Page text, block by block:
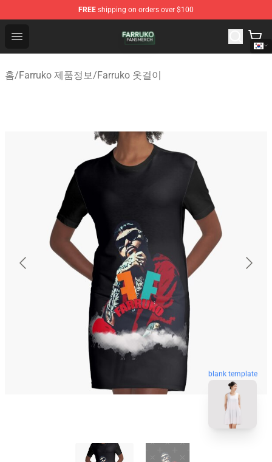
FREE shipping on orders over $100
Open menu
Farruko Shop - Official Farruko Merchandise Store
홈/Farruko 제품정보/Farruko 옷걸이
blank template